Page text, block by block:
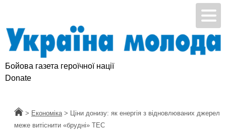
Бойова газета героїчної нації
Donate
Головна
> Економіка > Ціни донизу: як енергія з відновлюваних джерел
меже витіснити «брудні» ТЕС